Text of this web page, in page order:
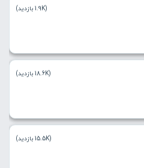
(1.9K بازدید)
(18.6K بازدید)
(15.5K بازدید)